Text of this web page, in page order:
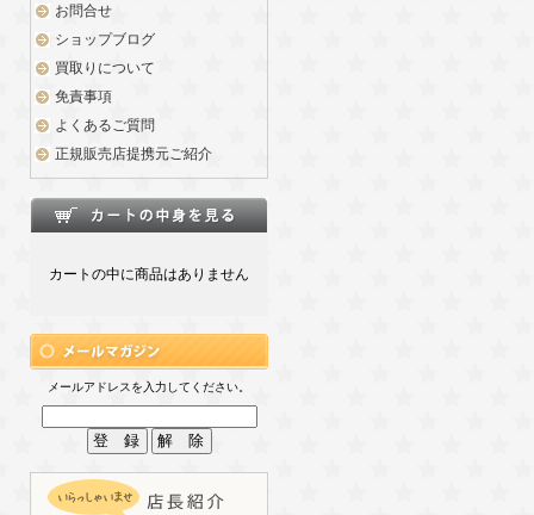
お問合せ
ショップブログ
買取りについて
免責事項
よくあるご質問
正規販売店提携元ご紹介
カートの中に商品はありません
メールアドレスを入力してください。